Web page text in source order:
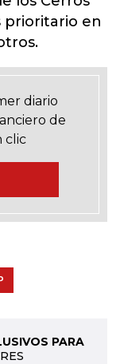
prioritario en
diario
de
clic
PARA